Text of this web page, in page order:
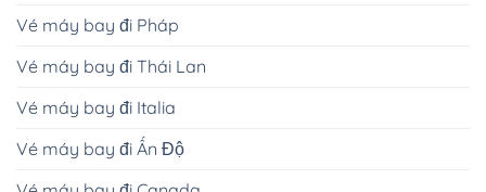
Vé máy bay đi Pháp
Vé máy bay đi Thái Lan
Vé máy bay đi Italia
Vé máy bay đi Ấn Độ